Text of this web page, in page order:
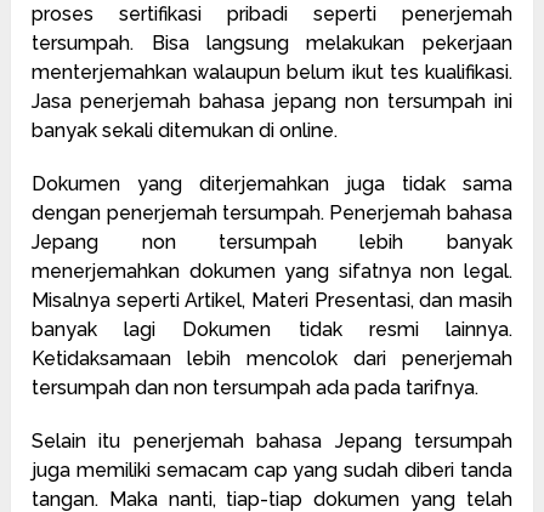
proses sertifikasi pribadi seperti penerjemah
tersumpah. Bisa langsung melakukan pekerjaan
menterjemahkan walaupun belum ikut tes kualifikasi.
Jasa penerjemah bahasa jepang non tersumpah ini
banyak sekali ditemukan di online.
Dokumen yang diterjemahkan juga tidak sama
dengan penerjemah tersumpah. Penerjemah bahasa
Jepang non tersumpah lebih banyak
menerjemahkan dokumen yang sifatnya non legal.
Misalnya seperti Artikel, Materi Presentasi, dan masih
banyak lagi Dokumen tidak resmi lainnya.
Ketidaksamaan lebih mencolok dari penerjemah
tersumpah dan non tersumpah ada pada tarifnya.
Selain itu penerjemah bahasa Jepang tersumpah
juga memiliki semacam cap yang sudah diberi tanda
tangan. Maka nanti, tiap-tiap dokumen yang telah